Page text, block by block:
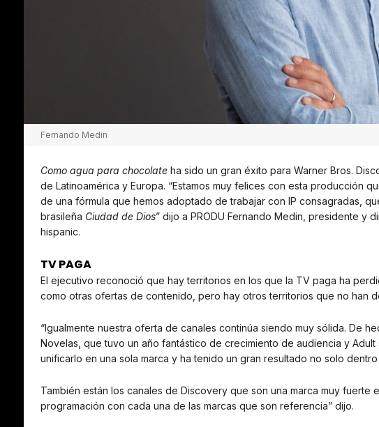
Fernando Medin
Como agua para chocolate ha sido un gran éxito para Warner Bros.
de Latinoamérica y Europa. “Estamos muy felices con esta producción
de una fórmula que hemos adoptado de trabajar con IP consagradas,
brasileña Ciudad de Dios” dijo a PRODU Fernando Medin, presidente y
hispanic.
TV PAGA
El ejecutivo reconoció que hay territorios en los que la TV paga ha
como otras ofertas de contenido, pero hay otros territorios que no han
“Igualmente nuestra oferta de canales continúa siendo muy sólida. De
Novelas, que tuvo un año fantástico de crecimiento de audiencia y
unificarlo en una sola marca y ha tenido un gran resultado no solo
También están los canales de Discovery que son una marca muy fuerte
programación con cada una de las marcas que son referencia” dijo.